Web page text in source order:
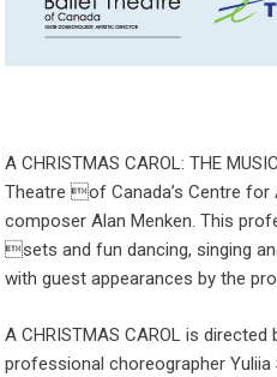
A CHRISTMAS CAROL: THE
Theatre of Canada’s Centre for
composer Alan Menken. This
sets and fun dancing, singing
with guest appearances by the
A CHRISTMAS CAROL is
professional choreographer